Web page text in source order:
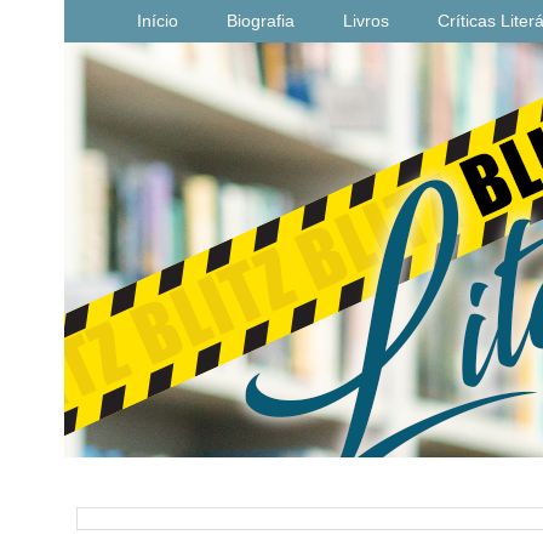
Início Biografia Livros Críticas